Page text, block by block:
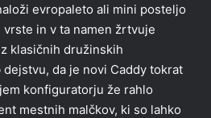
evropaleto ali mini posteljo
in v ta namen žrtvuje
klasičnih družinskih
da je novi Caddy tokrat
konfiguratorju že rahlo
mestnih malčkov, ki so lahko